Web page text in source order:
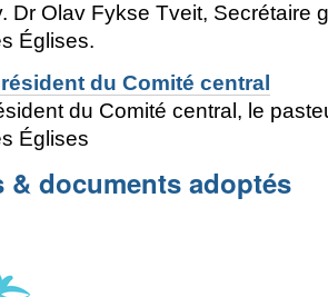
Dr Olav Fykse Tveit,
Églises.
du Comité central
du Comité central, le
Églises
& documents adoptés